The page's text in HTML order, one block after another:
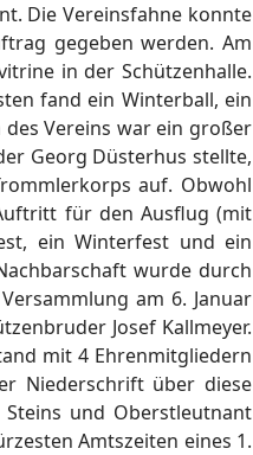
Die Vereinsfahne konnte
gegeben werden. Am
in der Schützenhalle.
fand ein Winterball, ein
des Vereins war ein großer
Georg Düsterhus stellte,
auf. Obwohl
für den Ausflug (mit
ein Winterfest und ein
wurde durch
am 6. Januar
Josef Kallmeyer.
mit 4 Ehrenmitgliedern
Niederschrift über diese
und Oberstleutnant
Amtszeiten eines 1.